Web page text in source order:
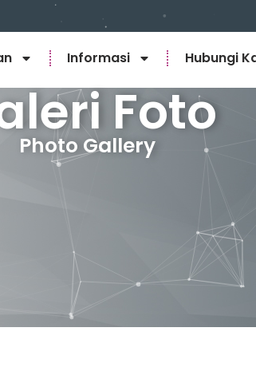
Informasi Hubungi
Foto
Photo Gallery